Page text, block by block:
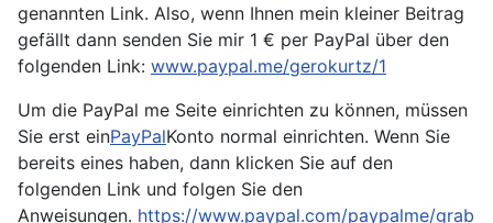
genannten Link. Also, wenn Ihnen mein kleiner Beitrag
gefällt dann senden Sie mir 1 € per PayPal über den
folgenden Link: www.paypal.me/gerokurtz/1
Um die PayPal me Seite einrichten zu können, müssen
Sie erst einPayPalKonto normal einrichten. Wenn Sie
bereits eines haben, dann klicken Sie auf den
folgenden Link und folgen Sie den
Anweisungen. https://www.paypal.com/paypalme/grab